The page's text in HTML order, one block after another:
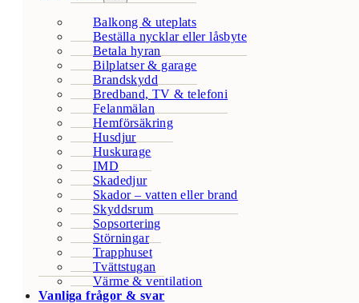
Balkong & uteplats
Beställa nycklar eller låsbyte
Betala hyran
Bilplatser & garage
Brandskydd
Bredband, TV & telefoni
Felanmälan
Hemförsäkring
Husdjur
Huskurage
IMD
Skadedjur
Skador – vatten eller brand
Skyddsrum
Sopsortering
Störningar
Trapphuset
Tvättstugan
Värme & ventilation
Vanliga frågor & svar